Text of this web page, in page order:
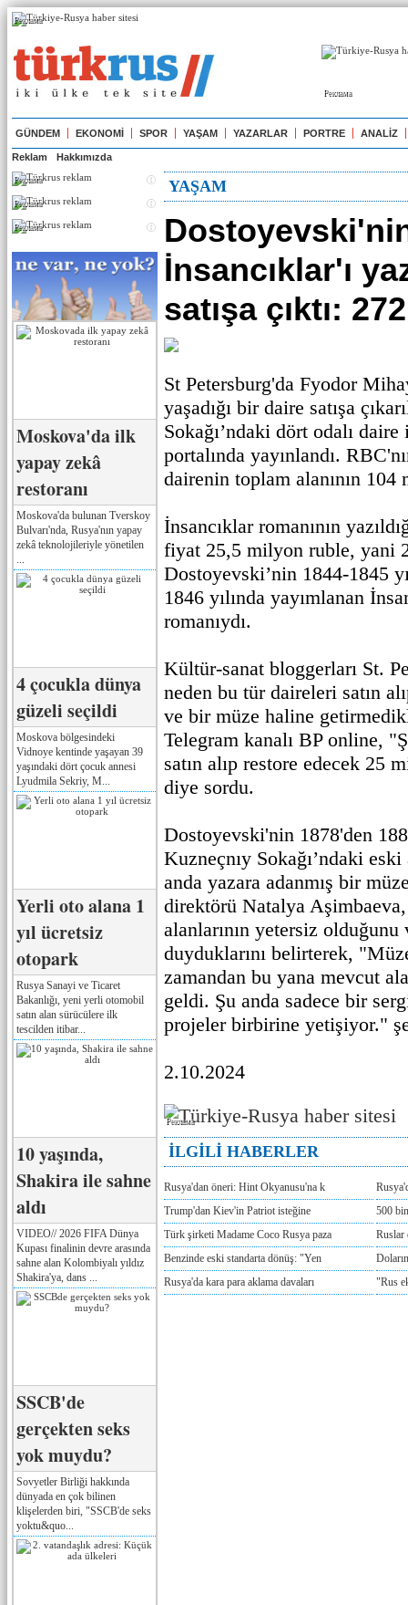
Реклама
Реклама
GÜNDEM EKONOMİ SPOR YAŞAM YAZARLAR PORTRE ANALİZ
Reklam Hakkımızda
Реклама
Реклама
Реклама
Moskova'da ilk
yapay zekâ
restoranı
Moskova'da bulunan Tverskoy
Bulvarı'nda, Rusya'nın yapay
zekâ teknolojileriyle yönetilen
4 çocukla dünya
güzeli seçildi
Moskova bölgesindeki
Vidnoye kentinde yaşayan 39
yaşındaki dört çocuk annesi
Lyudmila Sekriy, M...
Yerli oto alana 1
yıl ücretsiz
otopark
Rusya Sanayi ve Ticaret
Bakanlığı, yeni yerli otomobil
satın alan sürücülere ilk
tescilden itibar...
10 yaşında,
Shakira ile sahne
aldı
VIDEO// 2026 FIFA Dünya
Kupası finalinin devre arasında
sahne alan Kolombiyalı yıldız
Shakira'ya, dans ...
SSCB'de
gerçekten seks
yok muydu?
Sovyetler Birliği hakkında
dünyada en çok bilinen
klişelerden biri, "SSCB'de seks
yoktu&quo...
YAŞAM
İnsancıklar'ı
satışa çıktı:
St Petersburg'da Fyodor
yaşadığı bir daire satışa
Sokağı’ndaki dört odalı
portalında yayınlandı.
dairenin toplam alanının
İnsancıklar romanının
fiyat 25,5 milyon ruble, yani
Dostoyevski’nin 1844-1845
1846 yılında yayımlanan
romanıydı.
Kültür-sanat bloggerları St.
neden bu tür daireleri satın
ve bir müze haline
Telegram kanalı BP online,
satın alıp restore edecek 25
diye sordu.
Dostoyevski'nin 1878'den
Kuzneçnıy Sokağı’ndaki
anda yazara adanmış bir
direktörü Natalya
alanlarının yetersiz
duyduklarını belirterek,
zamandan bu yana mevcut
geldi. Şu anda sadece bir
projeler birbirine yetişiyor."
2.10.2024
Реклама
İLGİLİ HABERLER
Rusya'dan öneri: Hint Okyanusu'na k
Trump'dan Kiev'in Patriot isteğine
500
Türk şirketi Madame Coco Rusya paza
Ruslar
Benzinde eski standarta dönüş: "Yen
Rusya'da kara para aklama davaları
"Rus